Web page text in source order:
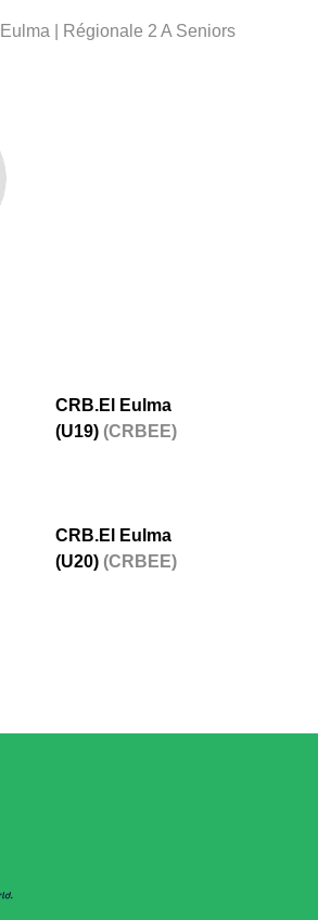
| Régionale 2 A Seniors
CRB.El Eulma
(U19) (CRBEE)
CRB.El Eulma
(U20) (CRBEE)